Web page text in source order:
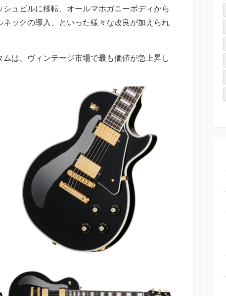
ュビルに移転、オールマホガニーボディから
ックの導入、といった様々な改良が加えられ
は、ヴィンテージ市場で最も価値が急上昇し